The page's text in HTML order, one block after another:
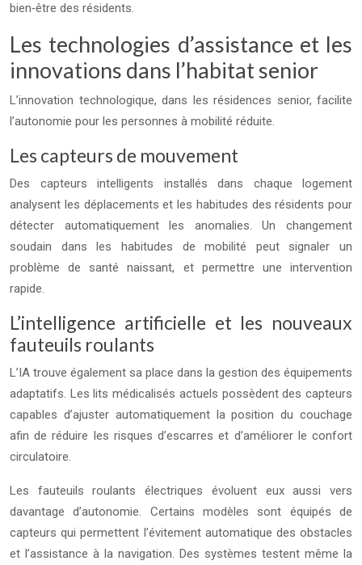
bien‑être des résidents.
Les technologies d’assistance et les
innovations dans l’habitat senior
L’innovation technologique, dans les résidences senior, facilite
l’autonomie pour les personnes à mobilité réduite.
Les capteurs de mouvement
Des capteurs intelligents installés dans chaque logement
analysent les déplacements et les habitudes des résidents pour
détecter automatiquement les anomalies. Un changement
soudain dans les habitudes de mobilité peut signaler un
problème de santé naissant, et permettre une intervention
rapide.
L’intelligence artificielle et les nouveaux
fauteuils roulants
L’IA trouve également sa place dans la gestion des équipements
adaptatifs. Les lits médicalisés actuels possèdent des capteurs
capables d’ajuster automatiquement la position du couchage
afin de réduire les risques d’escarres et d’améliorer le confort
circulatoire.
Les fauteuils roulants électriques évoluent eux aussi vers
davantage d’autonomie. Certains modèles sont équipés de
capteurs qui permettent l’évitement automatique des obstacles
et l’assistance à la navigation. Des systèmes testent même la